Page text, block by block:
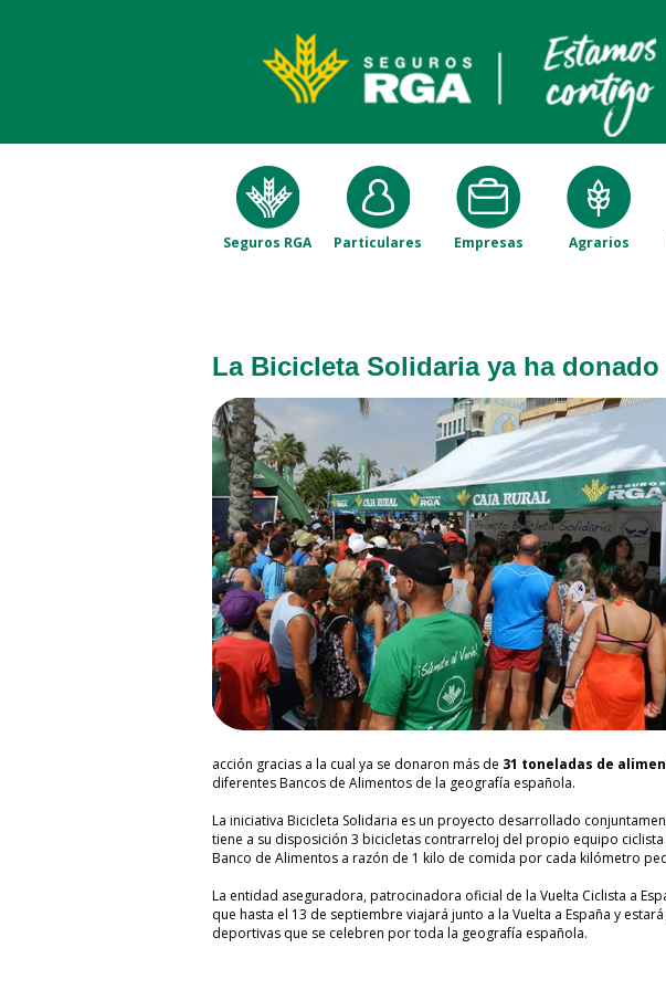
Seguros RGA Particulares Empresas Agrarios
La Bicicleta Solidaria ya ha
acción gracias a la cual ya se donaron más de 31 toneladas de
diferentes Bancos de Alimentos de la geografía española.
La iniciativa Bicicleta Solidaria es un proyecto desarrollado
tiene a su disposición 3 bicicletas contrarreloj del propio equipo
Banco de Alimentos a razón de 1 kilo de comida por cada kilómetro
La entidad aseguradora, patrocinadora oficial de la Vuelta Ciclista a
que hasta el 13 de septiembre viajará junto a la Vuelta a España y
deportivas que se celebren por toda la geografía española.